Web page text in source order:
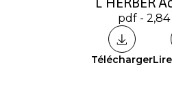
pdf - 2,84
Télécharger